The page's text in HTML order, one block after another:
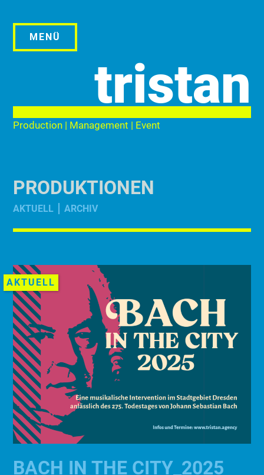
Inhalt
springen
MENÜ
tristan
Production | Management | Event
PRODUKTIONEN
AKTUELL ARCHIV
AKTUELL
BACH IN THE CITY_2025